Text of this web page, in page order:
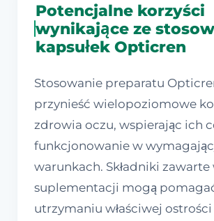
Potencjalne korzyści
wynikające ze
kapsułek Opticren
Stosowanie preparatu
przynieść wielopoziomowe
zdrowia oczu, wspierając ich
funkcjonowanie w
warunkach. Składniki zawarte
suplementacji mogą
utrzymaniu właściwej